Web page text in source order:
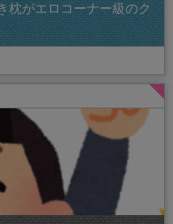
枕がエロコーナー級のク